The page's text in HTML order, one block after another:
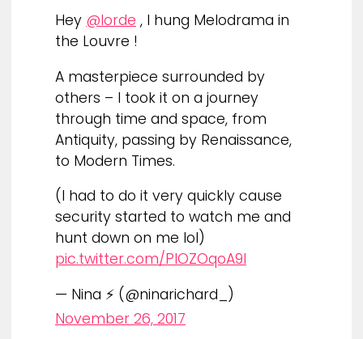
ZENE
PR-ARCHÍVUM
ADATKEZELÉSI TÁJÉKOZTATÓ
Hey @lorde , I hung Melodrama in
the Louvre !
A masterpiece surrounded by
others – l took it on a journey
through time and space, from
Antiquity, passing by Renaissance,
to Modern Times.
(I had to do it very quickly cause
security started to watch me and
hunt down on me lol)
pic.twitter.com/PlOZOqoA9l
— Nina ⚡ (@ninarichard_)
November 26, 2017